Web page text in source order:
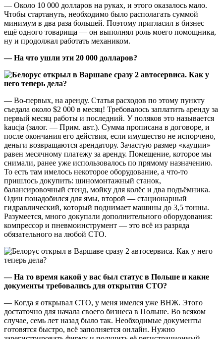
— Около 10 000 долларов на руках, и этого оказалось мало.
Чтобы стартануть, необходимо было располагать суммой
минимум в два раза большей. Поэтому пригласил в бизнес
ещё одного товарища — он выполнял роль моего помощника,
ну и продолжал работать механиком.
— На что ушли эти 20 000 долларов?
— Во-первых, на аренду. Статья расходов по этому пункту
съедала около $2 000 в месяц! Требовалось заплатить аренду за
первый месяц работы и последний. У поляков это называется
kaucja (залог. — Прим. авт.). Сумма прописана в договоре, и
после окончания его действия, если имущество не испорчено,
деньги возвращаются арендатору. Зачастую размер «кауции»
равен месячному платежу за аренду. Помещение, которое мы
снимали, ранее уже использовалось по прямому назначению.
То есть там имелось некоторое оборудование, а что-то
пришлось докупить: шиномонтажный станок,
балансировочный стенд, мойку для колёс и два подъёмника.
Один понадобился для ямы, второй — стационарный
гидравлический, который поднимает машины до 3,5 тонны.
Разумеется, много докупали дополнительного оборудования:
компрессор и пневмоинструмент — это всё из разряда
обязательного на любой СТО.
— На то время какой у вас был статус в Польше и какие
документы требовались для открытия СТО?
— Когда я открывал СТО, у меня имелся уже ВНЖ. Этого
достаточно для начала своего бизнеса в Польше. Во всяком
случае, семь лет назад было так. Необходимые документы
готовятся быстро, всё заполняется онлайн. Нужно